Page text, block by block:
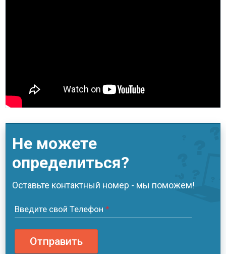
Не можете
определиться?
Оставьте контактный номер - мы поможем!
Введите свой Телефон *
Отправить